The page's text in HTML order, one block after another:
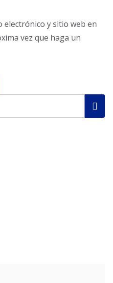
y sitio web en
vez que haga un